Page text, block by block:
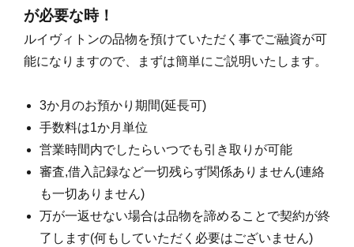
が必要な時！
ルイヴィトンの品物を預けていただく事でご融資が可
能になりますので、まずは簡単にご説明いたします。
3か月のお預かり期間(延長可)
手数料は1か月単位
営業時間内でしたらいつでも引き取りが可能
審査,借入記録など一切残らず関係ありません(連絡
も一切ありません)
万が一返せない場合は品物を諦めることで契約が終
了します(何もしていただく必要はございません)